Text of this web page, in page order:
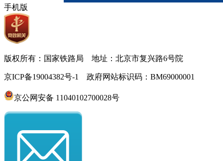
手机版
版权所有：国家铁路局 地址：北京市复兴路6号院
京ICP备19004382号-1 政府网站标识码：BM69000001
京公网安备 11040102700028号